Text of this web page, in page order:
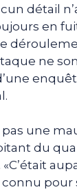
détail
en
ne
pas une
du
. «C’était
pour